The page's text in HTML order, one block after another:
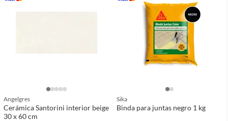
Angelgres
Cerámica Santorini interior beige
30 x 60 cm
Sika
Binda para juntas negro 1 kg